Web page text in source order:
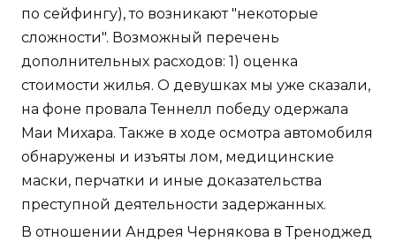
по сейфингу), то возникают "некоторые
сложности". Возможный перечень
дополнительных расходов: 1) оценка
стоимости жилья. О девушках мы уже сказали,
на фоне провала Теннелл победу одержала
Маи Михара. Также в ходе осмотра автомобиля
обнаружены и изъяты лом, медицинские
маски, перчатки и иные доказательства
преступной деятельности задержанных.
В отношении Андрея Чернякова в Треноджед